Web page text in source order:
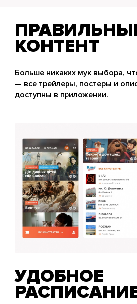
КОНТЕНТ
Больше никаких мук выбора,
— все трейлеры, постеры и
доступны в приложении.
УДОБНОЕ